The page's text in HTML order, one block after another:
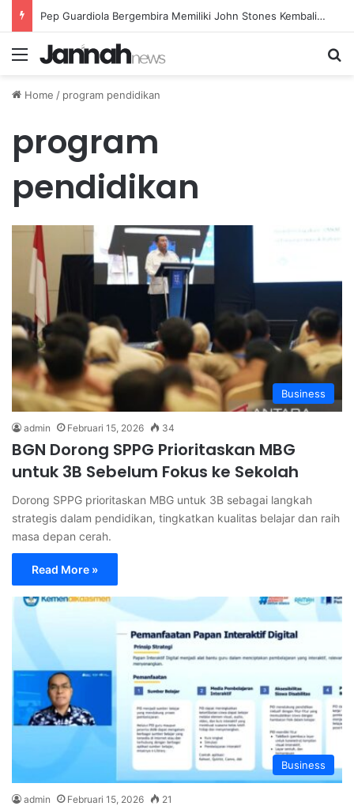
Pep Guardiola Bergembira Memiliki John Stones Kembali di Timnya
Menu
Home / program pendidikan
program
pendidikan
Business
admin Februari 15, 2026 34
BGN Dorong SPPG Prioritaskan MBG
untuk 3B Sebelum Fokus ke Sekolah
Dorong SPPG prioritaskan MBG untuk 3B sebagai langkah
strategis dalam pendidikan, tingkatkan kualitas belajar dan raih
masa depan cerah.
Read More »
Business
admin Februari 15, 2026 21